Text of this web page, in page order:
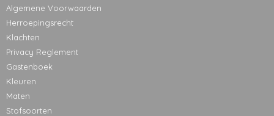
Algemene Voorwaarden
Herroepingsrecht
Klachten
Privacy Reglement
Gastenboek
Kleuren
Maten
Stofsoorten